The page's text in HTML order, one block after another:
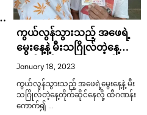
ကွယ်လွန်သွားသည့် အဖေရဲ့
မွေးနေ့နဲ့ မီးသဂြိုလ်တဲ့နေ့
တိုက်ဆိုင်နေလို့ ထီဂဏန်း
ကောက်၍ အစိုးရထီဝယ်ယူ
ပြီးနောက် ပထမဆု ဘတ် ၆
သန်းကန်ထူးခဲ့ရ
January 18, 2023
ကွယ်လွန်သွားသည့် အဖေရဲ့မွေးနေ့နဲ့ မီး
သဂြိုလ်တဲ့နေ့တိုက်ဆိုင်နေလို့ ထီဂဏန်း
ကောက်၍ …